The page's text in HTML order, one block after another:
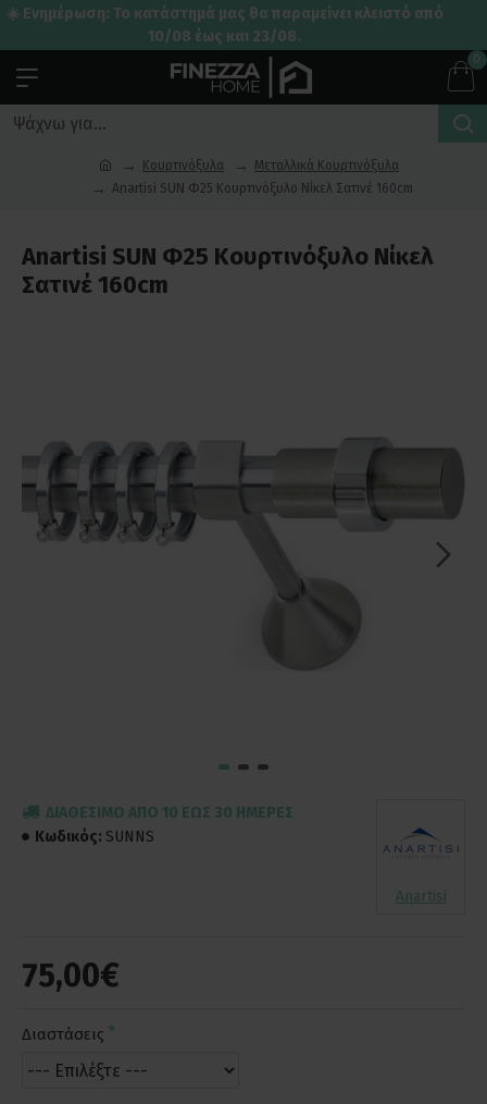
☀️ Ενημέρωση: Το κατάστημά μας θα παραμείνει κλειστό από
10/08 έως και 23/08.
0
Κουρτινόξυλα
Μεταλλικά Κουρτινόξυλα
Anartisi SUN Φ25 Κουρτινόξυλο Νίκελ Σατινέ 160cm
Anartisi SUN Φ25 Κουρτινόξυλο Νίκελ
Σατινέ 160cm
75,00€
ΔΙΑΘΈΣΙΜΟ ΑΠΌ 10 ΈΩΣ 30 ΗΜΈΡΕΣ
Κωδικός: SUNNS
Anartisi
Διαστάσεις